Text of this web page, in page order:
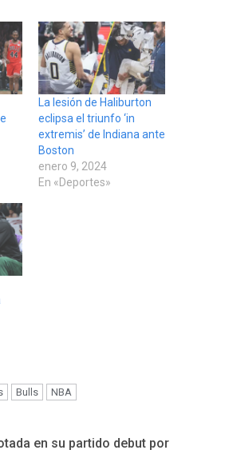
La lesión de Haliburton
eclipsa el triunfo ‘in
extremis’ de Indiana ante
Boston
enero 9, 2024
En «Deportes»
Bulls NBA
en su partido debut por
TITULARES
ÚLTIMA HORA